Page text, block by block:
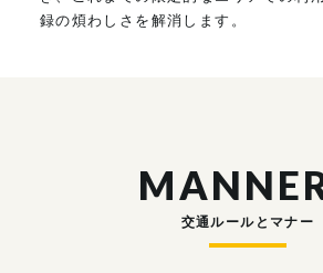
録の煩わしさを解消します。
交通ルールとマナー